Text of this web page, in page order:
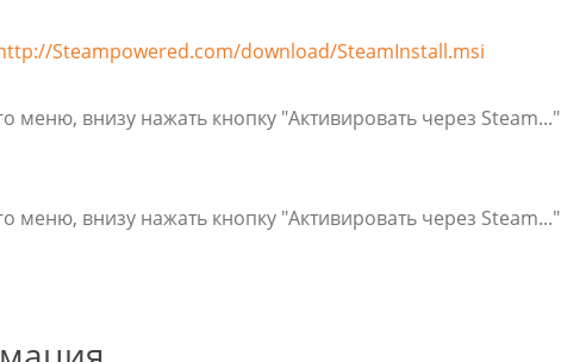
Steampowered.com/download/SteamInstall.msi
меню, внизу нажать кнопку "Активировать через Steam..."
меню, внизу нажать кнопку "Активировать через Steam..."